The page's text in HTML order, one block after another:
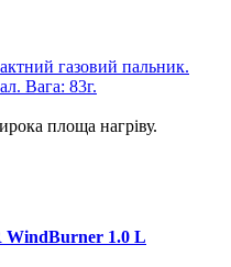
площа нагріву.
WindBurner 1.0 L